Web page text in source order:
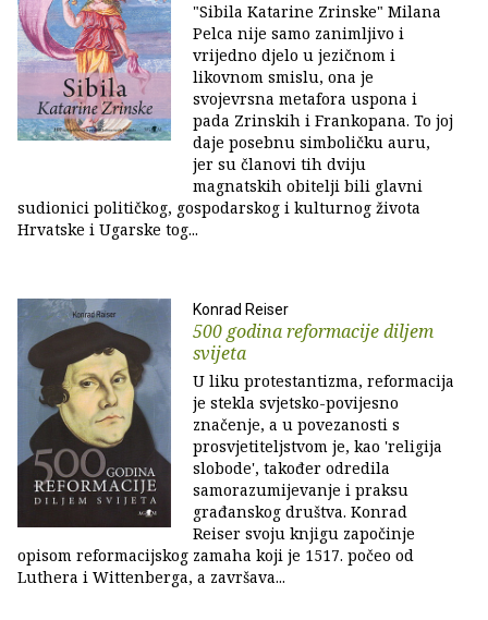
"Sibila Katarine Zrinske" Milana
Pelca nije samo zanimljivo i
vrijedno djelo u jezičnom i
likovnom smislu, ona je
svojevrsna metafora uspona i
pada Zrinskih i Frankopana. To joj
daje posebnu simboličku auru,
jer su članovi tih dviju
magnatskih obitelji bili glavni
sudionici političkog, gospodarskog i kulturnog života
Hrvatske i Ugarske tog...
Konrad Reiser
500 godina reformacije diljem
svijeta
U liku protestantizma, reformacija
je stekla svjetsko-povijesno
značenje, a u povezanosti s
prosvjetiteljstvom je, kao 'religija
slobode', također odredila
samorazumijevanje i praksu
građanskog društva. Konrad
Reiser svoju knjigu započinje
opisom reformacijskog zamaha koji je 1517. počeo od
Luthera i Wittenberga, a završava...